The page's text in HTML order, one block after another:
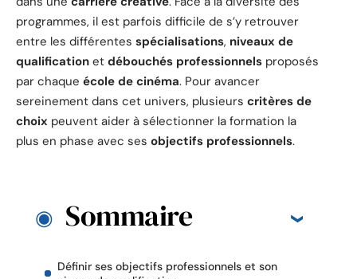
programmes, il est parfois difficile de s’y retrouver
entre les différentes spécialisations, niveaux de
qualification et débouchés professionnels proposés
par chaque école de cinéma. Pour avancer
sereinement dans cet univers, plusieurs critères de
choix peuvent aider à sélectionner la formation la
plus en phase avec ses objectifs professionnels.
Sommaire
Définir ses objectifs professionnels et son